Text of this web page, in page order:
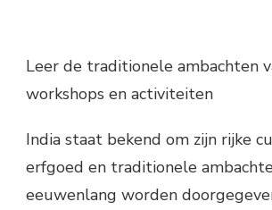
Leer de traditionele ambachten
workshops en activiteiten
India staat bekend om zijn rijke
erfgoed en traditionele
eeuwenlang worden